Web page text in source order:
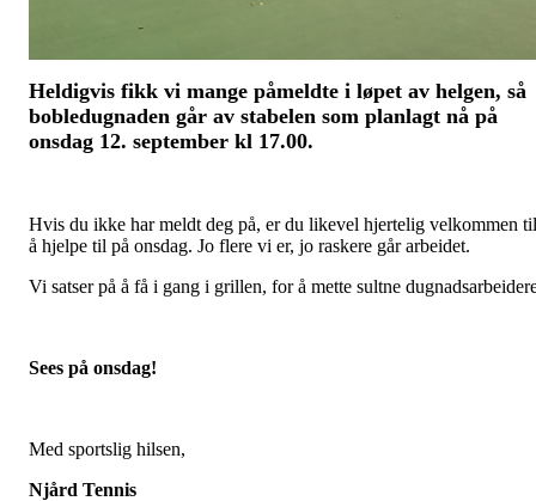
Heldigvis fikk vi mange påmeldte i løpet av helgen, så
bobledugnaden går av stabelen som planlagt nå på
onsdag 12. september kl 17.00.
Hvis du ikke har meldt deg på, er du likevel hjertelig velkommen til
å hjelpe til på onsdag. Jo flere vi er, jo raskere går arbeidet.
Vi satser på å få i gang i grillen, for å mette sultne
Sees på onsdag!
Med sportslig hilsen,
Njård Tennis